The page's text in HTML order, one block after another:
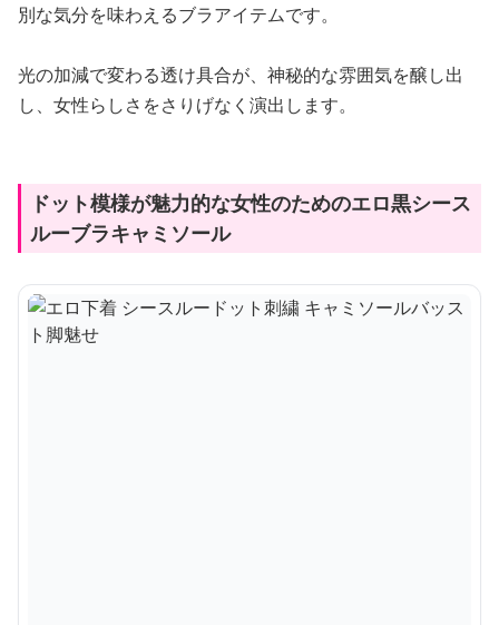
別な気分を味わえるブラアイテムです。
光の加減で変わる透け具合が、神秘的な雰囲気を醸し出
し、女性らしさをさりげなく演出します。
ドット模様が魅力的な女性のためのエロ黒シース
ルーブラキャミソール